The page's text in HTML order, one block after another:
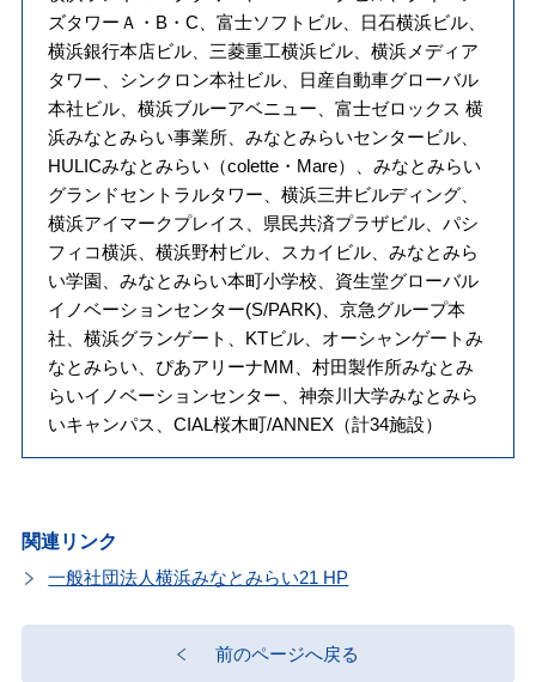
ズタワーＡ・B・C、富士ソフトビル、日石横浜ビル、
横浜銀行本店ビル、三菱重工横浜ビル、横浜メディア
タワー、シンクロン本社ビル、日産自動車グローバル
本社ビル、横浜ブルーアベニュー、富士ゼロックス 横
浜みなとみらい事業所、みなとみらいセンタービル、
HULICみなとみらい（colette・Mare）、みなとみらい
グランドセントラルタワー、横浜三井ビルディング、
横浜アイマークプレイス、県民共済プラザビル、パシ
フィコ横浜、横浜野村ビル、スカイビル、みなとみら
い学園、みなとみらい本町小学校、資生堂グローバル
イノベーションセンター(S/PARK)、京急グループ本
社、横浜グランゲート、KTビル、オーシャンゲートみ
なとみらい、ぴあアリーナMM、村田製作所みなとみ
らいイノベーションセンター、神奈川大学みなとみら
いキャンパス、CIAL桜木町/ANNEX（計34施設）
関連リンク
一般社団法人横浜みなとみらい21 HP
前のページへ戻る